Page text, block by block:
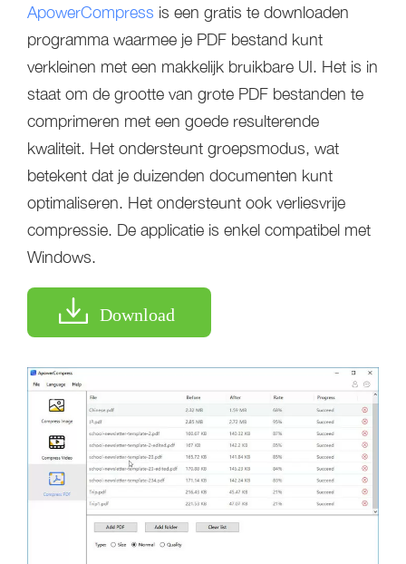
ApowerCompress is een gratis te downloaden
programma waarmee je PDF bestand kunt
verkleinen met een makkelijk bruikbare UI. Het is in
staat om de grootte van grote PDF bestanden te
comprimeren met een goede resulterende
kwaliteit. Het ondersteunt groepsmodus, wat
betekent dat je duizenden documenten kunt
optimaliseren. Het ondersteunt ook verliesvrije
compressie. De applicatie is enkel compatibel met
Windows.
Download